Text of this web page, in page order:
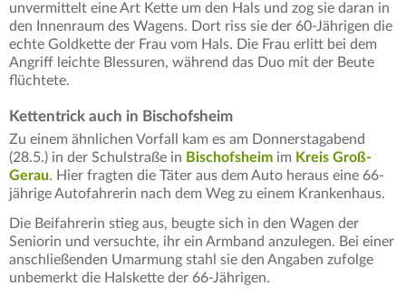
unvermittelt eine Art Kette um den Hals und zog sie daran in
den Innenraum des Wagens. Dort riss sie der 60-Jährigen die
echte Goldkette der Frau vom Hals. Die Frau erlitt bei dem
Angriff leichte Blessuren, während das Duo mit der Beute
flüchtete.
Kettentrick auch in Bischofsheim
Zu einem ähnlichen Vorfall kam es am Donnerstagabend
(28.5.) in der Schulstraße in Bischofsheim im Kreis Groß-
Gerau. Hier fragten die Täter aus dem Auto heraus eine 66-
jährige Autofahrerin nach dem Weg zu einem Krankenhaus.
Die Beifahrerin stieg aus, beugte sich in den Wagen der
Seniorin und versuchte, ihr ein Armband anzulegen. Bei einer
anschließenden Umarmung stahl sie den Angaben zufolge
unbemerkt die Halskette der 66-Jährigen.